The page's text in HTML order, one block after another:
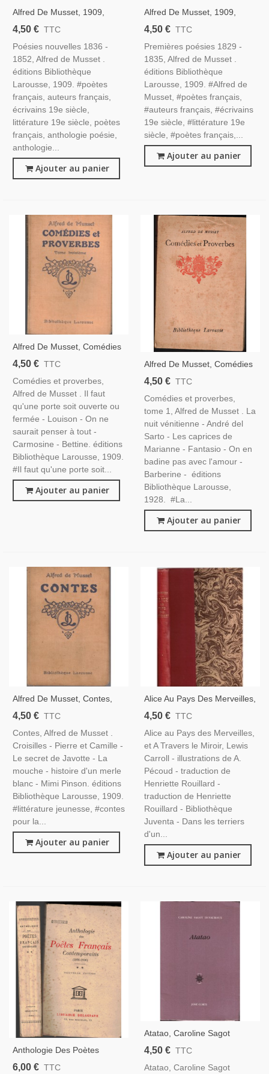
Alfred De Musset, 1909,
Poésies Nouvelles 1836-
Poètes, Bibliothèque
Larousse
4,50 € TTC
Poésies nouvelles 1836 -
1852, Alfred de Musset .
éditions Bibliothèque
Larousse, 1909. #poètes
français, auteurs français,
écrivains 19e siècle,
littérature 19e siècle, poètes
français, anthologie poésie,
anthologie...
Ajouter au panier
Alfred De Musset, 1909,
Premières Poésies 1829-
Poètes, Bibliothèque
Larousse
4,50 € TTC
Premières poésies 1829 -
1835, Alfred de Musset .
éditions Bibliothèque
Larousse, 1909. #Alfred de
Musset, #poètes français,
#auteurs français, #écrivains
19e siècle, #littérature 19e
siècle, #poètes français,...
Ajouter au panier
Alfred De Musset, Comédies
Et Proverbes, 1909 -
XIXe S., Bibliothèque
Larousse
4,50 € TTC
Comédies et proverbes,
Alfred de Musset . Il faut
qu'une porte soit ouverte ou
fermée - Louison - On ne
saurait penser à tout -
Carmosine - Bettine. éditions
Bibliothèque Larousse, 1909.
#Il faut qu'une porte soit...
Ajouter au panier
Alfred De Musset, Comédies
Et Proverbes, T1, 1928 -
XIXe S., Bibliothèque
Larousse
4,50 € TTC
Comédies et proverbes,
tome 1, Alfred de Musset . La
nuit vénitienne - André del
Sarto - Les caprices de
Marianne - Fantasio - On en
badine pas avec l'amour -
Barberine - éditions
Bibliothèque Larousse,
1928. #La...
Ajouter au panier
Alfred De Musset, Contes,
1909 - Littérature XIXe S.
4,50 € TTC
Contes, Alfred de Musset .
Croisilles - Pierre et Camille -
Le secret de Javotte - La
mouche - histoire d'un merle
blanc - Mimi Pinson. éditions
Bibliothèque Larousse, 1909.
#littérature jeunesse, #contes
pour la...
Ajouter au panier
Alice Au Pays Des Merveilles,
A Travers Le Miroir, Lewis
Littérature Anglaise,
Fantastique
4,50 € TTC
Alice au Pays des Merveilles,
et A Travers le Miroir, Lewis
Carroll - illustrations de A.
Pécoud - traduction de
Henriette Rouillard -
traduction de Henriette
Rouillard - Bibliothèque
Juventa - Dans les terriers
d'un...
Ajouter au panier
Anthologie Des Poètes
Français Contemporains, Le
6,00 € TTC
Atatao, Caroline Sagot
Duvauroux, 2003 - Poésie
4,50 € TTC
Atatao, Caroline Sagot